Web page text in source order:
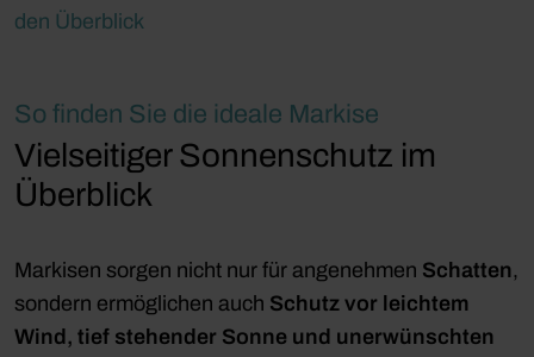
den Überblick
So finden Sie die ideale Markise
Vielseitiger Sonnenschutz im
Überblick
Markisen sorgen nicht nur für angenehmen Schatten,
sondern ermöglichen auch Schutz vor leichtem
Wind, tief stehender Sonne und unerwünschten